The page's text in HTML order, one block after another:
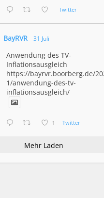
Twitter
BayRVR 31 Juli
Anwendung des TV-
Inflationsausgleich
https://bayrvr.boorberg.de/
1/anwendung-des-tv-
inflationsausgleich/
1 Twitter
Mehr Laden